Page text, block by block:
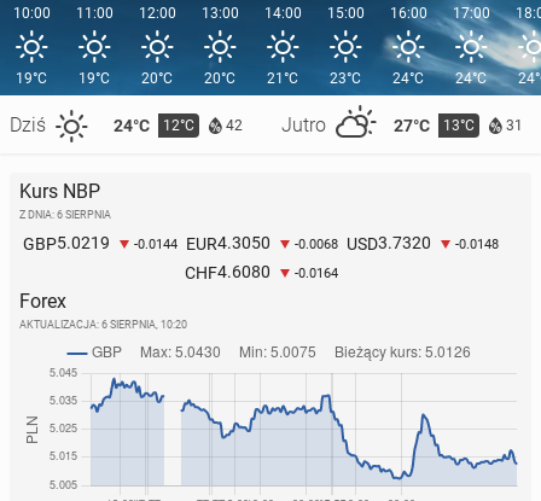
10:00
19°C
Dziś 24°C 12°C 42 Jutro 27°C 13°C 31
11:00
19°C
12:00
20°C
13:00
20°C
14:00
21°C
15:00
23°C
16:00
24°C
17:00
24°C
Kurs NBP
Z DNIA: 6 SIERPNIA
GBP5.0219 -0.0144 EUR4.3050 -0.0068 USD3.7320 -0.0148
CHF4.6080 -0.0164
Forex
AKTUALIZACJA: 6 SIERPNIA, 10:20